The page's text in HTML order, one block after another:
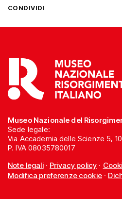
CONDIVIDI
Museo Nazionale del
Sede legale:
Via Accademia delle Scienze 5,
P. IVA 08035780017
Note legali· Privacy policy ·
Modifica preferenze cookie·